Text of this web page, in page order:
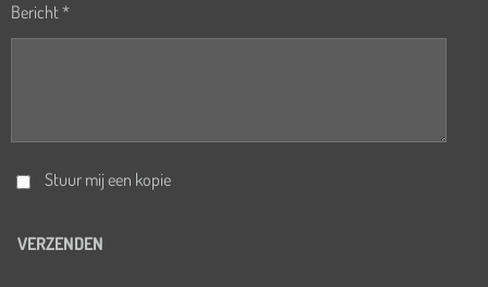
Bericht *
Stuur mij een kopie
VERZENDEN